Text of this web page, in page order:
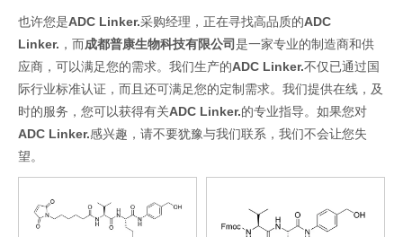
也许您是ADC Linker.采购经理，正在寻找高品质的ADC
Linker. ，而成都普康生物科技有限公司是一家专业的制造商和供
应商，可以满足您的需求。我们生产的ADC Linker.不仅已通过国
际行业标准认证，而且还可满足您的定制需求。我们提供在线，及
时的服务，您可以获得有关ADC Linker.的专业指导。如果您对
ADC Linker.感兴趣，请不要犹豫与我们联系，我们不会让您失
望。